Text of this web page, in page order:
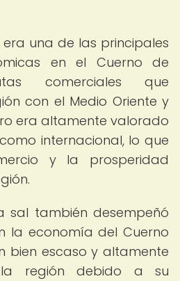
una de las principales
en el Cuerno de
comerciales que
con el Medio Oriente y
era altamente valorado
internacional, lo que
y la prosperidad
sal también desempeñó
la economía del Cuerno
bien escaso y altamente
región debido a su